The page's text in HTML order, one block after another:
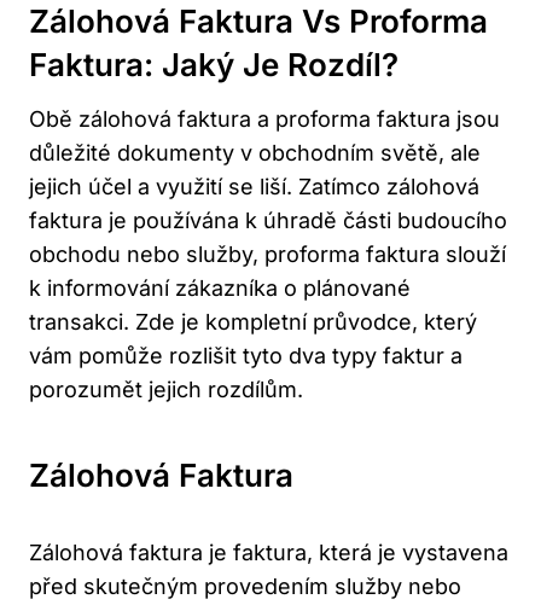
Zálohová Faktura Vs Proforma
Faktura: Jaký Je Rozdíl?
Obě zálohová faktura a proforma faktura jsou
důležité dokumenty v obchodním světě, ale
jejich účel a využití se liší. Zatímco zálohová
faktura je používána k úhradě části budoucího
obchodu nebo služby, proforma faktura slouží
k informování zákazníka o plánované
transakci. Zde je kompletní průvodce, který
vám pomůže rozlišit tyto dva typy faktur a
porozumět jejich rozdílům.
Zálohová Faktura
Zálohová faktura je faktura, která je vystavena
před skutečným provedením služby nebo